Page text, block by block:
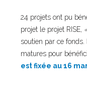
24 projets ont pu
projet le projet RISE,
soutien par ce
matures pour
est fixée au 16